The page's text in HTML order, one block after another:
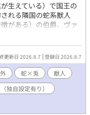
生えている）で国王の
れる隣国の蛇系獣人
がある）の伯爵、ヴァ
が少ない蛇系のアルフ
オメガの兎」を欲して
婚。しかも「兎」の獣
…………大・歓・迎！ 実
ぐことに。繁殖のため
と一緒で楽しい！ ハッ
ったのに、だんだん伯
ハッピー！ 一方伯爵は
、ミラビが楽しそうに
更新日 2026.8.7 登録日 2026.8.7
蛇×兎
獣人
独自設定有り）